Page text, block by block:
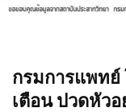
กรมการแพทย์
เตือน ปวดหัวอ